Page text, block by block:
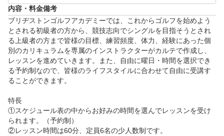
内容・料金備考
ブリヂストンゴルフアカデミーでは、これからゴルフを始めよう
とされる初級者の方から、競技志向でシングルを目指そうとされ
る上級者の方まで皆様の目標、練習頻度、体力、経験にあった個
別のカリキュラムを専属のインストラクターがカルテで作成し、
レッスンを進めていきます。また、自由に曜日・時間を選択でき
る予約制なので、皆様のライフスタイルに合わせて自由に受講す
ることができます。
特長
①スケジュール表の中からお好みの時間を選んでレッスンを受け
られます。（予約制）
②レッスン時間は60分、定員6名の少人数制です。